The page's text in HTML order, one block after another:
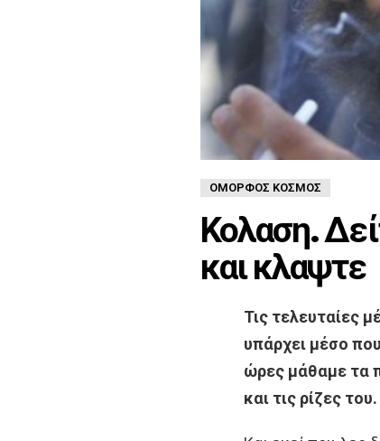
ΌΜΟΡΦΟΣ ΚΌΣΜΟΣ
Κολαση.
και κλαψτε
Τις τελευταίες
υπάρχει μέσο
ώρες μάθαμε τα
και τις ρίζες του.